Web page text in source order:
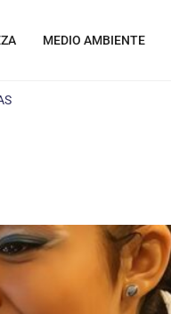
MEDIO AMBIENTE